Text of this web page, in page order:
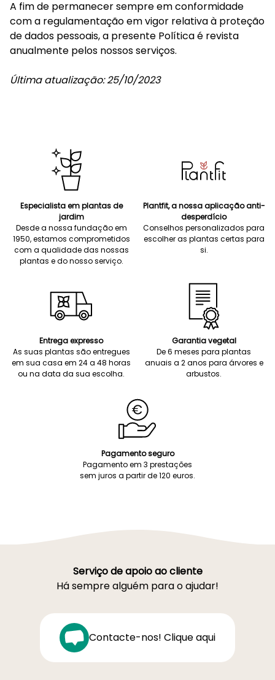
A fim de permanecer sempre em conformidade
com a regulamentação em vigor relativa à proteção
de dados pessoais, a presente Política é revista
anualmente pelos nossos serviços.
Última atualização: 25/10/2023
Especialista em plantas de
jardim
Desde a nossa fundação em
1950, estamos comprometidos
com a qualidade das nossas
plantas e do nosso serviço.
Plantfit, a nossa aplicação anti-
desperdício
Conselhos personalizados para
escolher as plantas certas para
si.
Entrega expresso
As suas plantas são entregues
em sua casa em 24 a 48 horas
ou na data da sua escolha.
Garantia vegetal
De 6 meses para plantas
anuais a 2 anos para árvores e
arbustos.
Pagamento seguro
Pagamento em 3 prestações
sem juros a partir de 120 euros.
Serviço de apoio ao cliente
Há sempre alguém para o ajudar!
Contacte-nos! Clique aqui